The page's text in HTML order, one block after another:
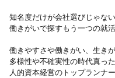
知名度だけが会社選びじゃな
働きがいで探すもう一つの就活
働きやすさや働きがい、生き
多様性や不確実性の時代真っ
人的資本経営のトップランナ